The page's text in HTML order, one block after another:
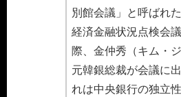
別館会議」と呼ばれた
経済金融状況点検会
際、金仲秀（キム・ジ
元韓銀総裁が会議に
れは中央銀行の独立